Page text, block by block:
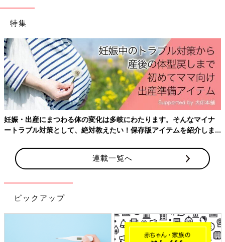
参考／『初めてのひよこクラブ』2026年夏号「正しく知ってお
●記事の内容は2026年5月の情報で、現在と異なる場合がありま
す。
『初めてのひよこクラブ』2026年夏号「正しく知っておきたい
予防接種の最新情報」特集では、接種スケジュールや予防接種の
受け方などを具体的に紹介しています。
『初めてのひよこクラブ』最新号はこちら！
特集
妊娠・出産にまつわる体の変化は多岐にわたります。そんなマイナ
ートラブル対策として、絶対教えたい！保存版アイテムを紹介しま
連載一覧へ
ピックアップ